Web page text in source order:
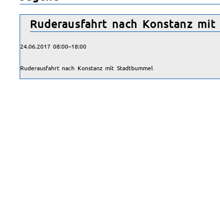
Ruderausfahrt nach Konstanz
24.06.2017 08:00–18:00
Ruderausfahrt nach Konstanz mit Stadtbummel